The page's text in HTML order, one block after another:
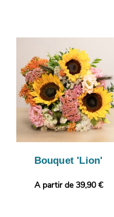
Bouquet 'Lion'
A partir de 39,90 €